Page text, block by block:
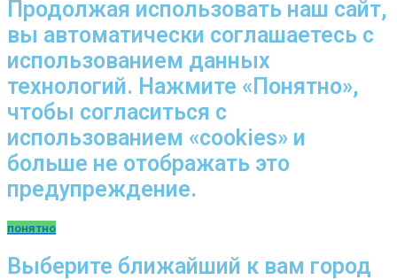
Продолжая использовать наш сайт,
вы автоматически соглашаетесь с
использованием данных
технологий. Нажмите «Понятно»,
чтобы согласиться с
использованием «cookies» и
больше не отображать это
предупреждение.
понятно
Выберите ближайший к вам город